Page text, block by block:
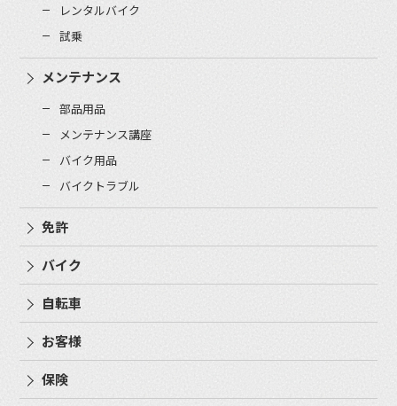
レンタルバイク
試乗
メンテナンス
部品用品
メンテナンス講座
バイク用品
バイクトラブル
免許
バイク
自転車
お客様
保険